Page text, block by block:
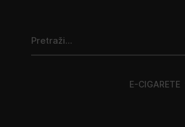
E-CIGARETE